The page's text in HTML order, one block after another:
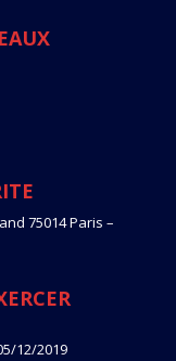
75014 Paris –
12/2019